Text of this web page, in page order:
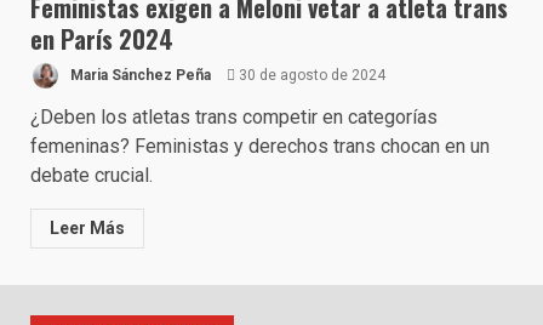
Feministas exigen a Meloni vetar a atleta trans
en París 2024
Maria Sánchez Peña 30 de agosto de 2024
¿Deben los atletas trans competir en categorías
femeninas? Feministas y derechos trans chocan en un
debate crucial.
Leer Más